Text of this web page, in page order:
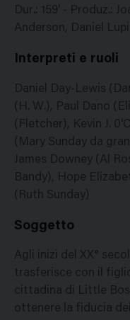
Dur.: 159' - Produz.:
Anderson, Daniel Lupi.
Interpreti e ruoli
Daniel Day-Lewis
(H. W.), Paul Dano
(Fletcher), Kevin J.
(Mary Sunday da
James Downey (Al
Bandy), Hope
(Ruth Sunday)
Soggetto
Agli inizi del XX°
trasferisce con il
cittadina di Little
ottenere la fiducia